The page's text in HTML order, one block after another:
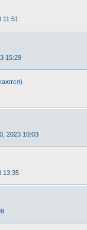
11:51
15:29
2023 10:03
13:35